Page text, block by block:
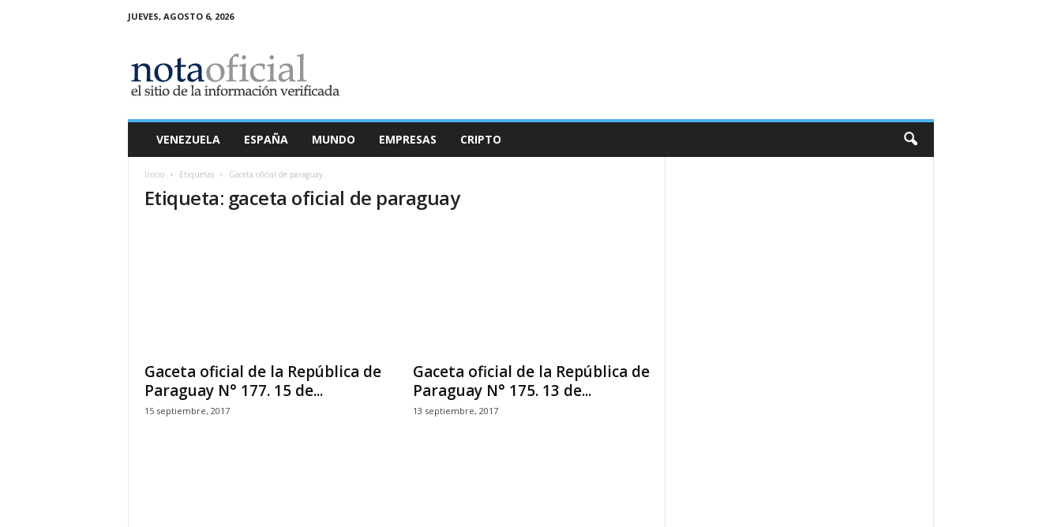
JUEVES, AGOSTO 6, 2026
a
O
VENEZUELA ESPAÑA MUNDO EMPRESAS CRIPTO
Inicio Etiquetas Gaceta oficial de paraguay
Etiqueta: gaceta oficial de paraguay
Gaceta oficial de la República de
Paraguay N° 177. 15 de...
15 septiembre, 2017
Gaceta oficial de la República de
Paraguay N° 175. 13 de...
13 septiembre, 2017